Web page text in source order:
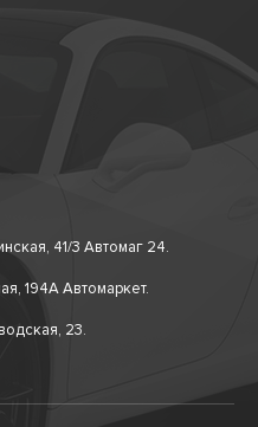
41/3 Автомаг 24.
194А Автомаркет.
23.